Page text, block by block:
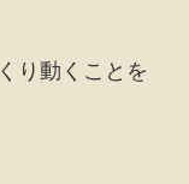
り動くことを